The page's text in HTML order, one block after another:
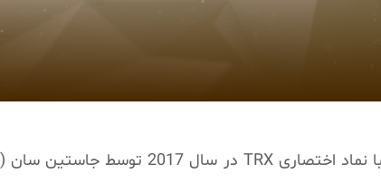
نماد اختصاریTRX در سال 2017 توسط جاستین سان (